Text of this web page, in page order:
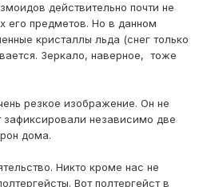
действительно почти не
его предметов. Но в данном
кристаллы льда (снег только
Зеркало, наверное, тоже
резкое изображение. Он не
зафиксировали независимо две
дома.
Никто кроме нас не
Вот полтергейст в